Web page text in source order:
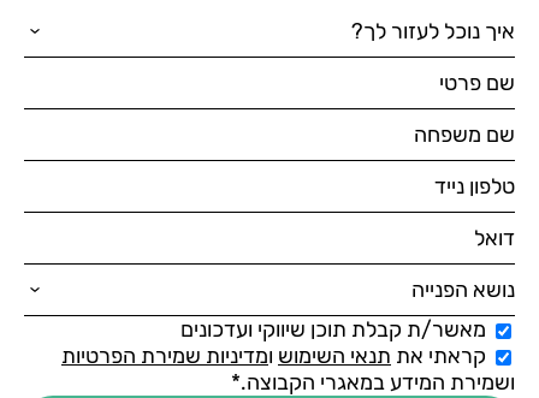
מאשר/ת קבלת תוכן שיווקי ועדכונים
קראתי את תנאי השימוש ומדיניות שמירת הפרטיות
ושמירת המידע במאגרי הקבוצה.*